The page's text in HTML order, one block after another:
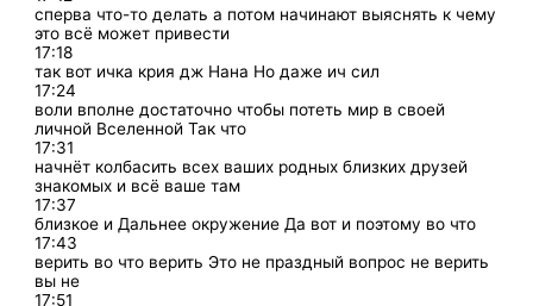
сперва что-то делать а потом начинают выяснять к чему
это всё может привести
17:18
так вот ичка крия дж Нана Но даже ич сил
17:24
воли вполне достаточно чтобы потеть мир в своей
личной Вселенной Так что
17:31
начнёт колбасить всех ваших родных близких друзей
знакомых и всё ваше там
17:37
близкое и Дальнее окружение Да вот и поэтому во что
17:43
верить во что верить Это не праздный вопрос не верить
вы не
17:51